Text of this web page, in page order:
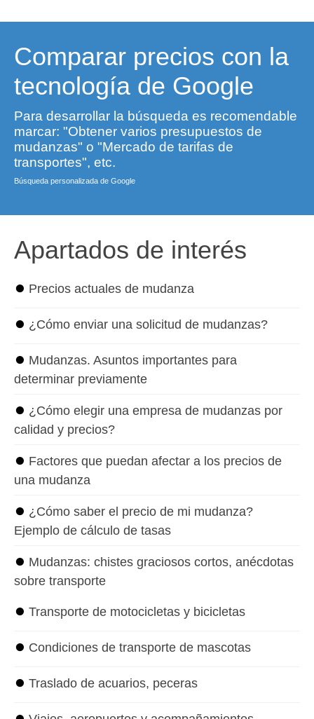
Comparar precios con la
tecnología de Google
Para desarrollar la búsqueda es recomendable
marcar: "Obtener varios presupuestos de
mudanzas" o "Mercado de tarifas de
transportes", etc.
Búsqueda personalizada de Google
Apartados de interés
⏺ Precios actuales de mudanza
⏺ ¿Cómo enviar una solicitud de mudanzas?
⏺ Mudanzas. Asuntos importantes para
determinar previamente
⏺ ¿Cómo elegir una empresa de mudanzas por
calidad y precios?
⏺ Factores que puedan afectar a los precios de
una mudanza
⏺ ¿Cómo saber el precio de mi mudanza?
Ejemplo de cálculo de tasas
⏺ Mudanzas: chistes graciosos cortos, anécdotas
sobre transporte
⏺ Transporte de motocicletas y bicicletas
⏺ Condiciones de transporte de mascotas
⏺ Traslado de acuarios, peceras